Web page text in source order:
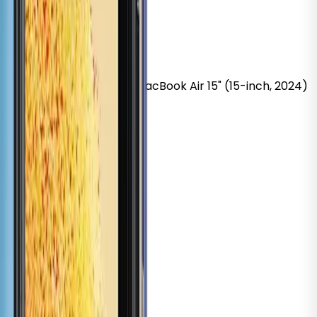
Pro 16" (16-inch, 2019) MacBookAir 15" (15-inch, 2024)